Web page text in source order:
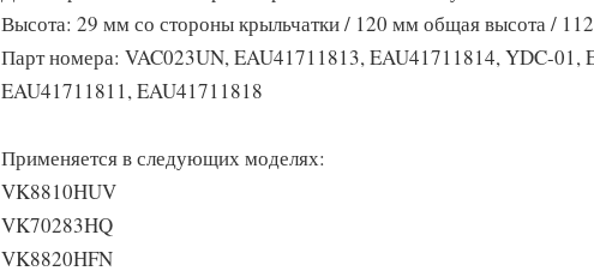
Высота: 29 мм со стороны крыльчатки / 120 мм общая высота /
Парт номера: VAC023UN, EAU41711813, EAU41711814, YDC-
EAU41711811, EAU41711818
Применяется в следующих моделях:
VK8810HUV
VK70283HQ
VK8820HFN